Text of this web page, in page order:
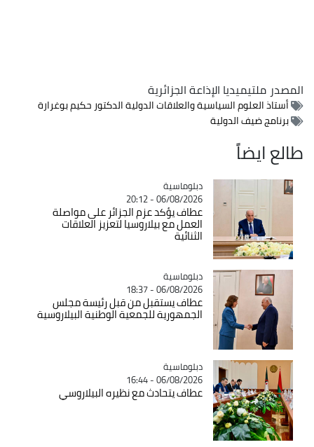
المصدرملتيميديا الإذاعة الجزائرية
أستاذ العلوم السياسية والعلاقات الدولية الدكتور حكيم بوغرارة
برنامج ضيف الدولية
طالع ايضاً
Catégorie
دبلوماسية
06/08/2026 - 20:12
عطاف يؤكد عزم الجزائر على مواصلة
العمل مع بيلاروسيا لتعزيز العلاقات
الثنائية
Catégorie
دبلوماسية
06/08/2026 - 18:37
عطاف يستقبل من قبل رئيسة مجلس
الجمهورية للجمعية الوطنية البيلاروسية
Catégorie
دبلوماسية
06/08/2026 - 16:44
عطاف يتحادث مع نظيره البيلاروسي